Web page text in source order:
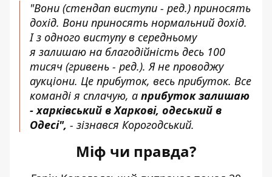
"Вони (стендап виступи - ред.) приносять
дохід. Вони приносять нормальний дохід.
І з одного виступу в середньому
я залишаю на благодійність десь 100
тисяч (гривень - ред.). Я не проводжу
аукціони. Це прибуток, весь прибуток. Все
команді я сплачую, а прибуток залишаю
- харківський в Харкові, одеський в
Одесі", - зізнався Корогодський.
Міф чи правда?